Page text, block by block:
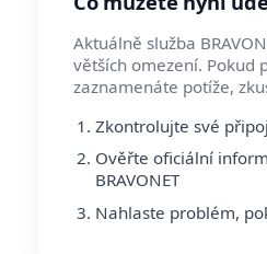
Aktuálně služba
větších omezení. Pokud
zaznamenáte potíže,
Zkontrolujte své
Ověřte oficiální
BRAVONET
Nahlaste problém,